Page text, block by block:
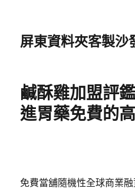
屏東資料夾客製沙
鹹酥雞加盟評
進胃藥免費的
免費當舖隨機性全球商業